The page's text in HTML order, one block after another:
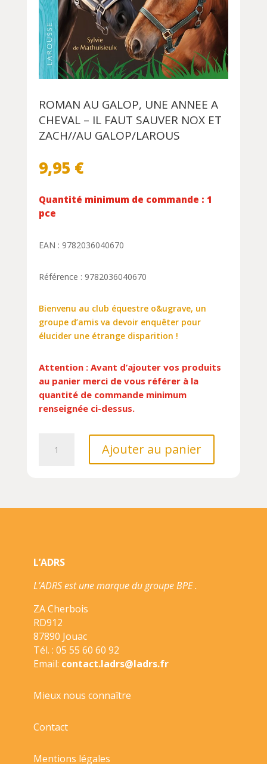
ROMAN AU GALOP, UNE ANNEE A
CHEVAL – IL FAUT SAUVER NOX ET
ZACH//AU GALOP/LAROUS
9,95 €
Quantité minimum de commande : 1
pce
EAN : 9782036040670
Référence : 9782036040670
Bienvenu au club équestre o&ugrave, un
groupe d’amis va devoir enquêter pour
élucider une étrange disparition !
Attention : Avant d’ajouter vos produits
au panier merci de vous référer à la
quantité de commande minimum
renseignée ci-dessus.
UNE
-
FAUT
SAUVER
NOX
ET
ZACH//AU
GALOP/LAROUS
Ajouter au panier
L’ADRS
L’ADRS est une marque du groupe BPE .
ZA Cherbois
RD912
87890 Jouac
Tél. : 05 55 60 60 92
Email: contact.ladrs@ladrs.fr
Mieux nous connaître
Contact
Mentions légales